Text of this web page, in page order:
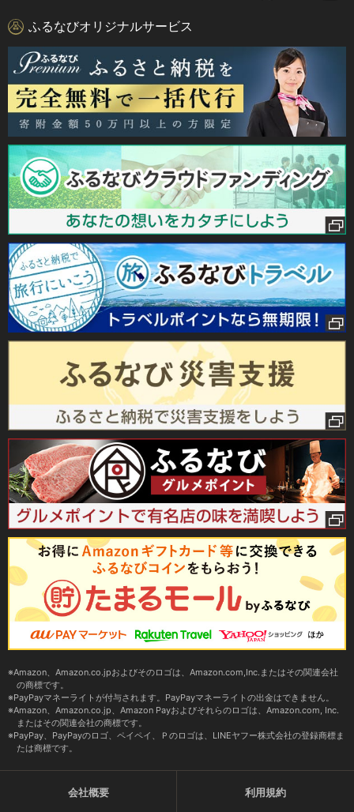
ふるなびオリジナルサービス
Amazon、Amazon.co.jpおよびそのロゴは、Amazon.com,Inc.またはその関連会社
の商標です。
PayPayマネーライトが付与されます。PayPayマネーライトの出金はできません。
Amazon、Amazon.co.jp、Amazon Payおよびそれらのロゴは、Amazon.com, Inc.
またはその関連会社の商標です。
PayPay、PayPayのロゴ、ペイペイ、Ｐのロゴは、LINEヤフー株式会社の登録商標ま
たは商標です。
会社概要 利用規約